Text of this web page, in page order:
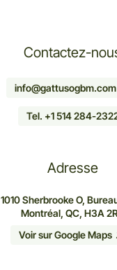
Contactez-
info@gattusogbm.com
Tel. +1 514 284-
Adresse
1010 Sherbrooke O,
Montréal, QC, H3A
Voir sur Google Maps